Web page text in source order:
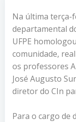
Na última terça-
departamental
UFPE
comunidade,
os professores
José Augusto
diretor do CIn
Para o cargo de